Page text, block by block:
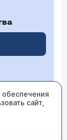
сайт,